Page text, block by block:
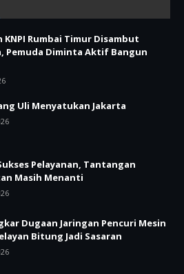
KNPI Rumbai Timur Disambut
Pemuda Diminta Aktif Bangun
Uli Menyatukan Jakarta
Pelayanan, Tantangan
Masih Menanti
Dugaan Jaringan Pencuri Mesin
Bitung Jadi Sasaran